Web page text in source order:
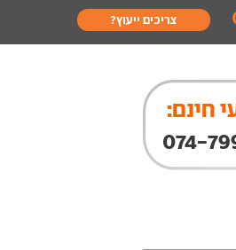
צריכים ייעוץ?
חינם: